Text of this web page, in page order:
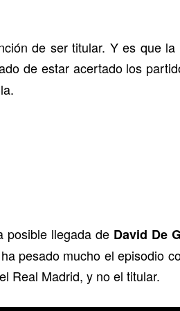
de ser titular. Y es que
de estar acertado los
posible llegada de David De
pesado mucho el episodio
Real Madrid, y no el titular.